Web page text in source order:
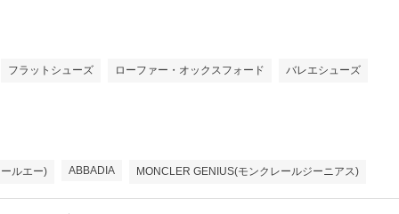
フラットシューズ ローファー・オックスフォード バレエシューズ
ルエー) ABBADIA MONCLER GENIUS(モンクレールジーニアス)